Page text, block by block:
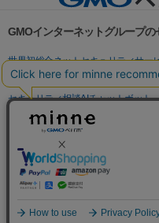
GMOインターネットグループ
世界初総合ネットセキュリティサー
パスワード漏洩診断
Webサイト
セキュリティ相談AIチャットボット
実在証明・盗聴対策
サイバー攻撃対策（GMO Flatt Security
セキュリティ事業の軌跡